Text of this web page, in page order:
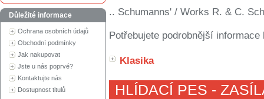
Důležité informace
Ochrana osobních údajů
Obchodní podmínky
Jak nakupovat
Jste u nás poprvé?
Kontaktujte nás
Dostupnost titulů
.. Schumanns' / Works R. & C.
Potřebujete podrobnější
Klasika
HLÍDACÍ PES -